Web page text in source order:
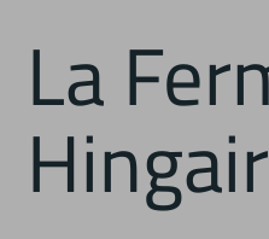
La Ferme du
Hingair